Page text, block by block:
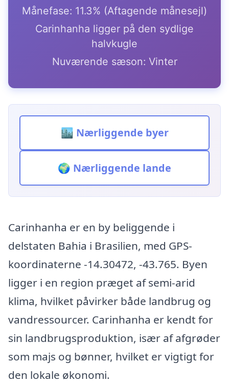
Månefase: 11.3% (Aftagende månesejl)
Carinhanha ligger på den sydlige
halvkugle
Nuværende sæson: Vinter
🏙️ Nærliggende byer
🌍 Nærliggende lande
Carinhanha er en by beliggende i
delstaten Bahia i Brasilien, med GPS-
koordinaterne -14.30472, -43.765. Byen
ligger i en region præget af semi-arid
klima, hvilket påvirker både landbrug og
vandressourcer. Carinhanha er kendt for
sin landbrugsproduktion, især af afgrøder
som majs og bønner, hvilket er vigtigt for
den lokale økonomi.